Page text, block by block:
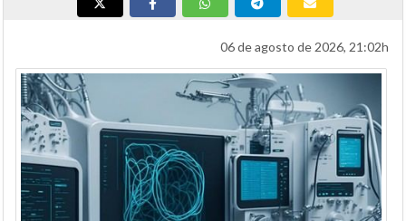
06 de agosto de 2026, 21:02h